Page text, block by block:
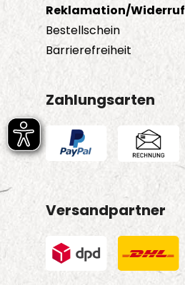
Reklamation/Widerruf
Bestellschein
Barrierefreiheit
Zahlungsarten
Versandpartner